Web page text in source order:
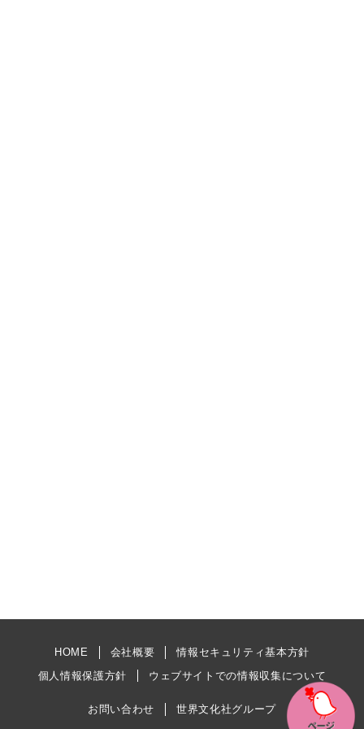
HOME 会社概要
情報セキュリティ基本方針
個人情報保護方針
ウェブサイトでの情報収集について
お問い合わせ 世界文化社グループ